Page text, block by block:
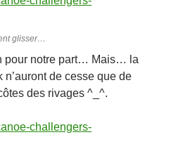
glisser…
pour notre part… Mais… la
de cesse que de
des rivages ^_^.